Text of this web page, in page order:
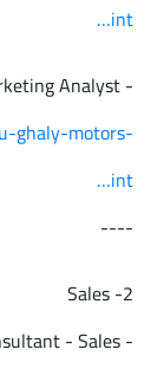
int…
- Marketing Analyst
ghaly-motors-
int…
----
2- Sales
- Sales Consultant - Sales